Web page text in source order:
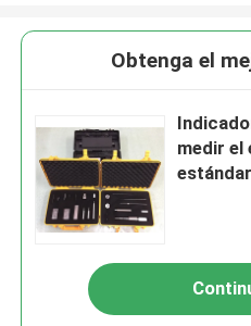
Obtenga el
medir el